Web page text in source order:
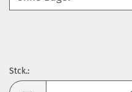
Stck.:
Stck.